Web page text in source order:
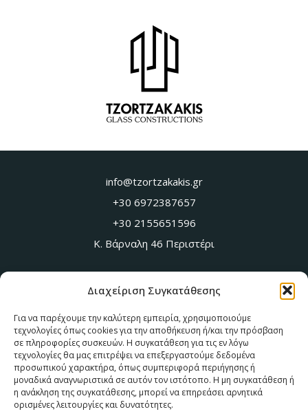
Διαχείριση Συγκατάθεσης
Για να παρέχουμε την καλύτερη εμπειρία, χρησιμοποιούμε
τεχνολογίες όπως cookies για την αποθήκευση ή/και την πρόσβαση
σε πληροφορίες συσκευών. Η συγκατάθεση για τις εν λόγω
τεχνολογίες θα μας επιτρέψει να επεξεργαστούμε δεδομένα
προσωπικού χαρακτήρα, όπως συμπεριφορά περιήγησης ή
μοναδικά αναγνωριστικά σε αυτόν τον ιστότοπο. Η μη συγκατάθεση ή
η ανάκληση της συγκατάθεσης, μπορεί να επηρεάσει αρνητικά
ορισμένες λειτουργίες και δυνατότητες.
Ώρες Λειτουργίας
Δευτέρα - Παρασκευή: 8:00 - 20:00
info@tzortzakakis.gr
+30 6972387657
+30 2155651596
Κ. Βάρναλη 46 Περιστέρι
Υπηρεσίες
Ποιοι είμαστε
Ενδεικτικά έργα